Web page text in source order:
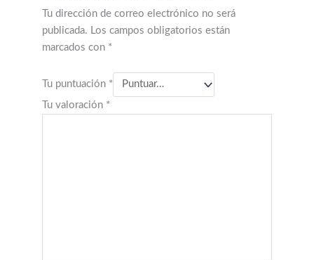
Tu dirección de correo electrónico no será
publicada. Los campos obligatorios están
marcados con *
Tu puntuación *
Tu valoración *